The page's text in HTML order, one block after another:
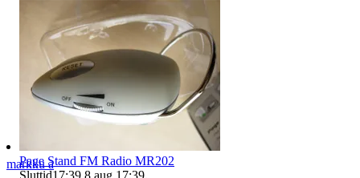
markku a
Page Stand FM Radio MR202
Sluttid17:39 8 aug 17:39.